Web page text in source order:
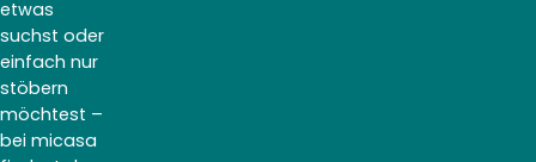
etwas
suchst oder
einfach nur
stöbern
möchtest –
bei micasa